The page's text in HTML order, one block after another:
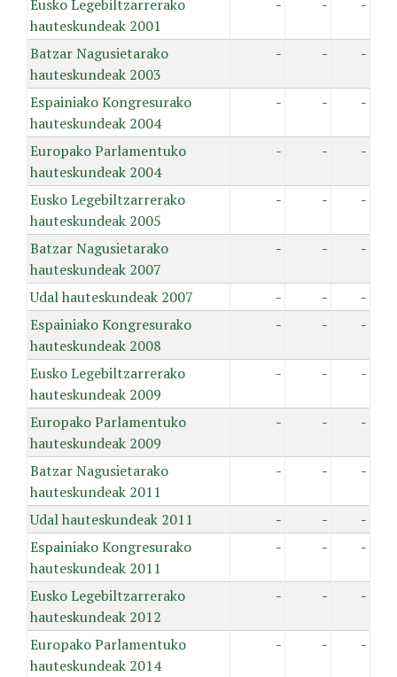
Eusko Legebiltzarrerako
hauteskundeak 2001
- - -
Batzar Nagusietarako
hauteskundeak 2003
- - -
Espainiako Kongresurako
hauteskundeak 2004
- - -
Europako Parlamentuko
hauteskundeak 2004
- - -
Eusko Legebiltzarrerako
hauteskundeak 2005
- - -
Batzar Nagusietarako
hauteskundeak 2007
- - -
Udal hauteskundeak 2007 - -
-
Espainiako Kongresurako
hauteskundeak 2008
- - -
Eusko Legebiltzarrerako
hauteskundeak 2009
- - -
Europako Parlamentuko
hauteskundeak 2009
- - -
Batzar Nagusietarako
hauteskundeak 2011
- - -
Udal hauteskundeak 2011 - -
-
Espainiako Kongresurako
hauteskundeak 2011
- - -
Eusko Legebiltzarrerako
hauteskundeak 2012
- - -
Europako Parlamentuko
hauteskundeak 2014
- - -